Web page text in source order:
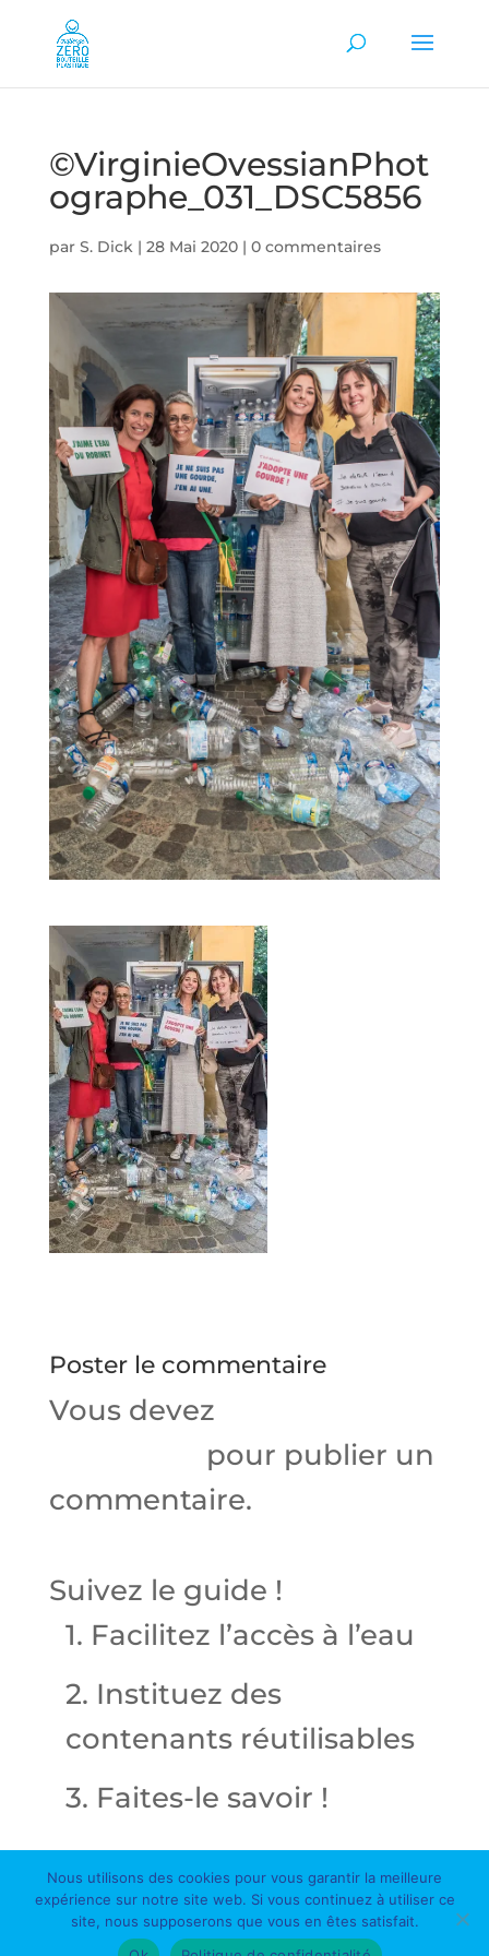
©VirginieOvessianPhot
ographe_031_DSC5856
par S. Dick| 28 Mai 2020| 0 commentaires
Poster le commentaire
Vous devez
pour publier un
commentaire.
Suivez le guide !
1. Facilitez l’accès à l’eau
2. Instituez des
contenants réutilisables
3. Faites-le savoir !
Nous utilisons des cookies pour vous garantir la meilleure
expérience sur notre site web. Si vous continuez à utiliser ce
site, nous supposerons que vous en êtes satisfait.